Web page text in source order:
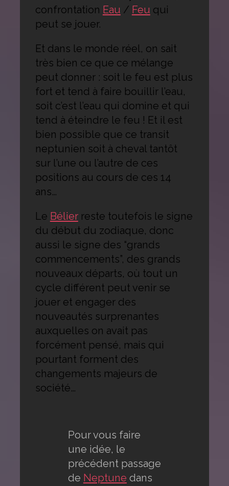
confrontation Eau / Feu qui
peut se jouer.
Et dans le monde réel, on sait
très bien ce que ce mélange
peut donner : soit le feu est plus
fort et tend à faire bouillir l’eau,
soit c’est l’eau qui domine et qui
tend à éteindre le feu ! Et il est
bien possible que ce transit
neptunien soit à cheval tantôt
sur l’une ou l’autre de ces
positions au cours de ces 14
ans…
Le Bélierreste toutefois le signe
du début du zodiaque, donc
aussi le signe des “grands
commencements”, des grands
nouveaux départs, où tout un
cycle différent peut venir se
jouer et engager des
nouveautés surprenantes
auxquelles on avait pas
forcément pensé, mais qui
pourtant forment des
changements majeurs de
société…
Pour vous faire
une idée, le
précédent passage
de Neptune dans